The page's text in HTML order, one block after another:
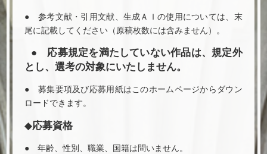
● 参考文献・引用文献、生成ＡＩの使用については、末
尾に記載してください（原稿枚数には含みません）。
● 応募規定を満たしていない作品は、規定外
とし、選考の対象にいたしません。
● 募集要項及び応募用紙はこのホームページからダウン
ロードできます。
◆応募資格
● 年齢、性別、職業、国籍は問いません。